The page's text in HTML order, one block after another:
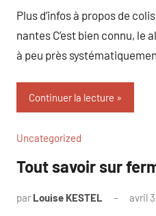
Plus d’infos à propos de
nantes C’est bien connu, le
à peu près
Continuer la lecture
Uncategorized
Tout savoir sur
par Louise KESTEL avril